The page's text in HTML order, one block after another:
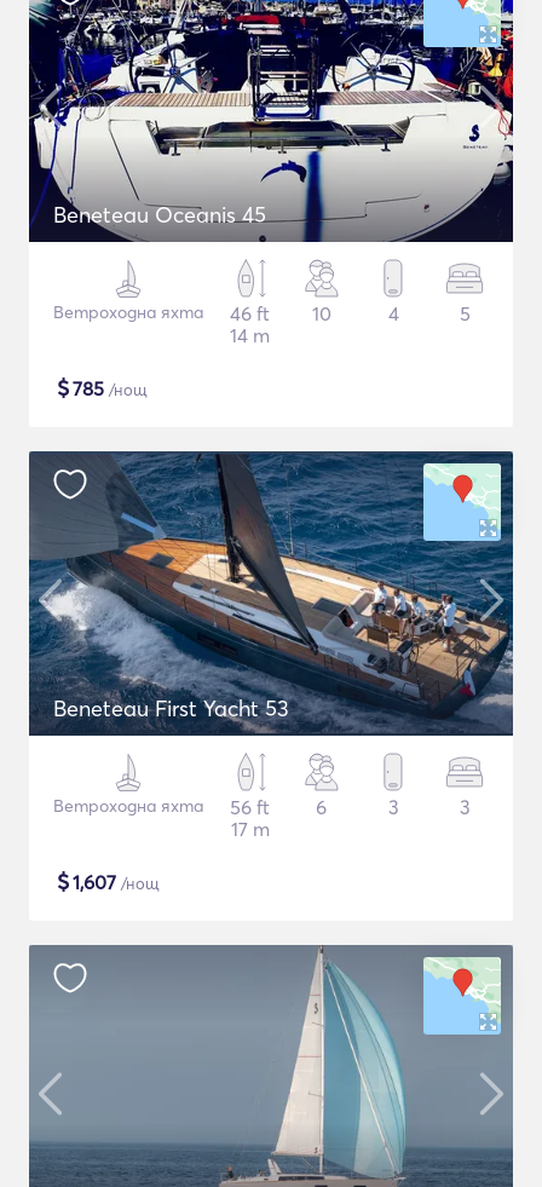
Beneteau Oceanis 45
Ветроходна яхта
46 ft
14 m
10 4 5
$785 /нощ
Beneteau First Yacht 53
Ветроходна яхта
56 ft
17 m
6 3 3
$1,607 /нощ